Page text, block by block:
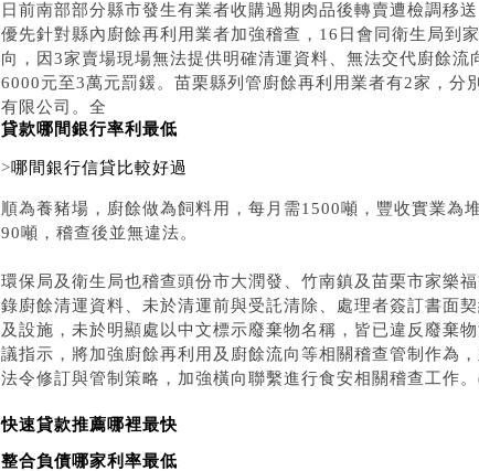
日前南部部分縣市發生有業者收購過期肉品後轉賣遭檢調移
優先針對縣內廚餘再利用業者加強稽查，16日會同衛生局到
向，因3家賣場現場無法提供明確清運資料、無法交代廚餘
6000元至3萬元罰鍰。苗栗縣列管廚餘再利用業者有2家，分
有限公司。全
貸款哪間銀行率利最低
>哪間銀行信貸比較好過
順為養豬場，廚餘做為飼料用，每月需1500噸，豐收實業為
90噸，稽查後並無違法。
環保局及衛生局也稽查頭份市大潤發、竹南鎮及苗栗市家樂
錄廚餘清運資料、未於清運前與受託清除、處理者簽訂書面
及設施，未於明顯處以中文標示廢棄物名稱，皆已違反廢棄
議指示，將加強廚餘再利用及廚餘流向等相關稽查管制作為
法令修訂與管制策略，加強橫向聯繫進行食安相關稽查工作
快速貸款推薦哪裡最快
整合負債哪家利率最低